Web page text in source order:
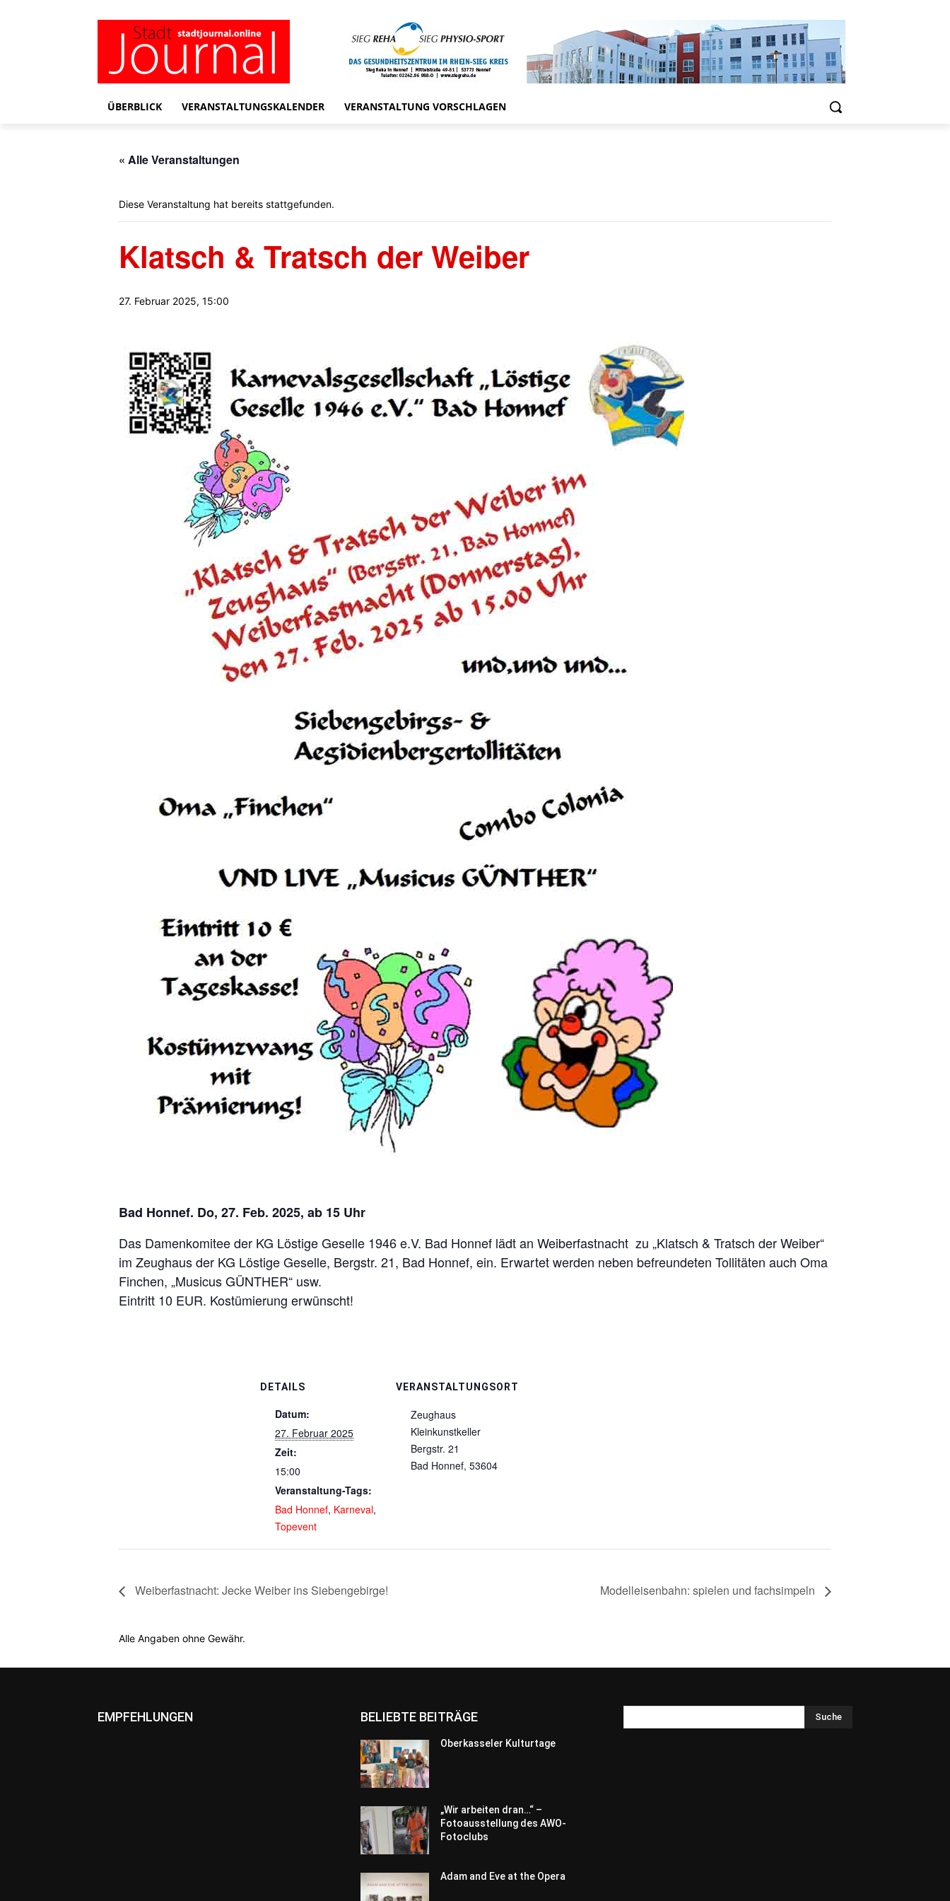
ÜBERBLICK VERANSTALTUNGSKALENDER VERANSTALTUNG VORSCHLAGEN
« Alle Veranstaltungen
Diese Veranstaltung hat bereits stattgefunden.
Klatsch & Tratsch der Weiber
27. Februar 2025, 15:00
Bad Honnef. Do, 27. Feb. 2025, ab 15 Uhr
Das Damenkomitee der KG Löstige Geselle 1946 e.V. Bad Honnef lädt an Weiberfastnacht zu „Klatsch & Tratsch der Weiber“
im Zeughaus der KG Löstige Geselle, Bergstr. 21, Bad Honnef, ein. Erwartet werden neben befreundeten Tollitäten auch Oma
Finchen, „Musicus GÜNTHER“ usw.
Eintritt 10 EUR. Kostümierung erwünscht!
DETAILS
Datum:
27. Februar 2025
Zeit:
15:00
Veranstaltung-Tags:
Bad Honnef, Karneval,
Topevent
VERANSTALTUNGSORT
Zeughaus
Kleinkunstkeller
Bergstr. 21
Bad Honnef, 53604
Weiberfastnacht: Jecke Weiber ins Siebengebirge! Modelleisenbahn: spielen und fachsimpeln
Alle Angaben ohne Gewähr.
EMPFEHLUNGEN BELIEBTE BEITRÄGE
Oberkasseler Kulturtage
„Wir arbeiten dran…“ –
Fotoausstellung des AWO-
Fotoclubs
Adam and Eve at the Opera
Suche